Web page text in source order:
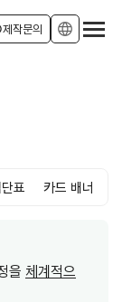
제작문의 language
표 카드 배너
을 체계적으